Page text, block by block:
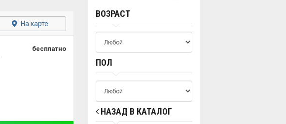
На карте
бесплатно
ВОЗРАСТ
ПОЛ
НАЗАД В КАТАЛОГ